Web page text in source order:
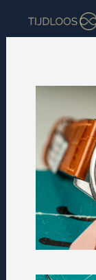
HOME
INFORMATIE
CONTACT